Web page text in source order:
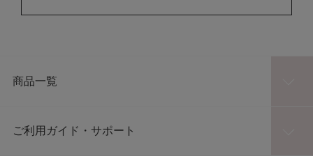
商品一覧
ご利用ガイド・サポート